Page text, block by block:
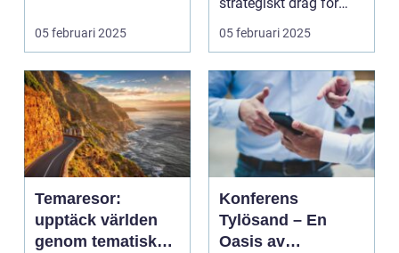
05 februari 2025
företa...
05 februari 2025
Temaresor:
upptäck världen
genom tematiska
Konferens
Tylösand – En
Oasis av